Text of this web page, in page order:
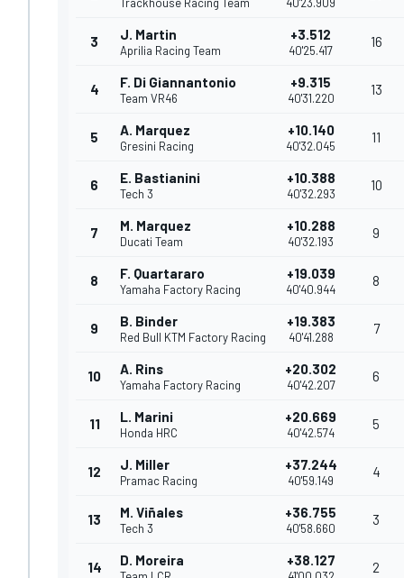
3 J. Martin
Aprilia Racing Team
+3.512
40'25.417
16
4 F. Di Giannantonio
Team VR46
+9.315
40'31.220
13
5 A. Marquez
Gresini Racing
+10.140
40'32.045
11
6 E. Bastianini
Tech 3
+10.388
40'32.293
10
7 M. Marquez
Ducati Team
+10.288
40'32.193
9
8 F. Quartararo
Yamaha Factory Racing
+19.039
40'40.944
8
9 B. Binder
Red Bull KTM Factory Racing
+19.383
40'41.288
7
10 A. Rins
Yamaha Factory Racing
+20.302
40'42.207
6
11 L. Marini
Honda HRC
+20.669
40'42.574
5
12 J. Miller
Pramac Racing
+37.244
40'59.149
4
13 M. Viñales
Tech 3
+36.755
40'58.660
3
14 D. Moreira +38.127 2